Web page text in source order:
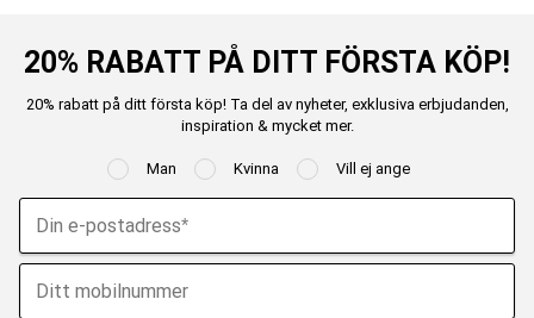
20% RABATT PÅ DITT FÖRSTA KÖP!
20% rabatt på ditt första köp! Ta del av nyheter, exklusiva erbjudanden,
inspiration & mycket mer.
Man Kvinna Vill ej ange